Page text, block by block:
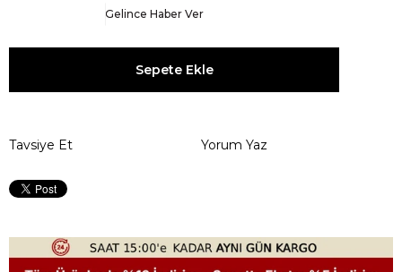
Gelince Haber Ver
Tavsiye Et Yorum Yaz